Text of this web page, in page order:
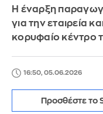
Η έναρξη
για την εταιρεία
κορυφαίο κέντρο
16:50, 05.06.2026
Προσθέστε το